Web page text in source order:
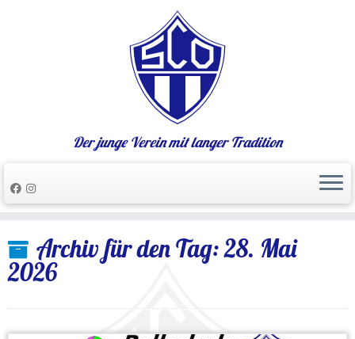
Inhalt
springen
Der junge Verein mit langer Tradition
Archiv für den Tag:28. Mai
2026